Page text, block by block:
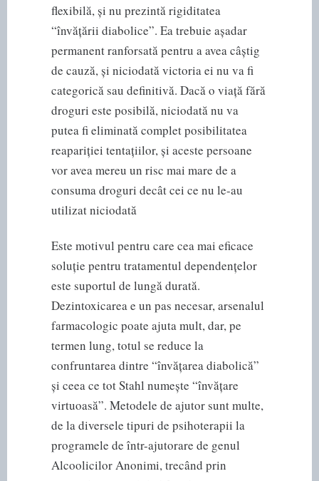
flexibilă, și nu prezintă rigiditatea
“învățării diabolice”. Ea trebuie așadar
permanent ranforsată pentru a avea câștig
de cauză, și niciodată victoria ei nu va fi
categorică sau definitivă. Dacă o viață fără
droguri este posibilă, niciodată nu va
putea fi eliminată complet posibilitatea
reapariției tentațiilor, și aceste persoane
vor avea mereu un risc mai mare de a
consuma droguri decât cei ce nu le-au
utilizat niciodată
Este motivul pentru care cea mai eficace
soluție pentru tratamentul dependențelor
este suportul de lungă durată.
Dezintoxicarea e un pas necesar, arsenalul
farmacologic poate ajuta mult, dar, pe
termen lung, totul se reduce la
confruntarea dintre “învățarea diabolică”
și ceea ce tot Stahl numește “învățare
virtuoasă”. Metodele de ajutor sunt multe,
de la diversele tipuri de psihoterapii la
programele de într-ajutorare de genul
Alcoolicilor Anonimi, trecând prin